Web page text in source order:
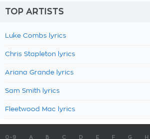
TOP ARTISTS
Luke Combs lyrics
Chris Stapleton lyrics
Ariana Grande lyrics
Sam Smith lyrics
Fleetwood Mac lyrics
0-9 A B C D E F G H